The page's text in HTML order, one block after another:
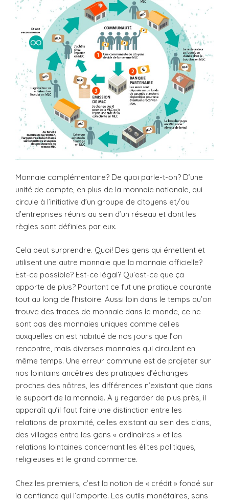
Monnaie complémentaire? De quoi parle-t-on? D’une
unité de compte, en plus de la monnaie nationale, qui
circule à l’initiative d’un groupe de citoyens et/ou
d’entreprises réunis au sein d’un réseau et dont les
règles sont définies par eux.
Cela peut surprendre. Quoi! Des gens qui émettent et
utilisent une autre monnaie que la monnaie officielle?
Est-ce possible? Est-ce légal? Qu’est-ce que ça
apporte de plus? Pourtant ce fut une pratique courante
tout au long de l’histoire. Aussi loin dans le temps qu’on
trouve des traces de monnaie dans le monde, ce ne
sont pas des monnaies uniques comme celles
auxquelles on est habitué de nos jours que l’on
rencontre, mais diverses monnaies qui circulent en
même temps. Une erreur commune est de projeter sur
nos lointains ancêtres des pratiques d’échanges
proches des nôtres, les différences n’existant que dans
le support de la monnaie. À y regarder de plus près, il
apparaît qu’il faut faire une distinction entre les
relations de proximité, celles existant au sein des clans,
des villages entre les gens « ordinaires » et les
relations lointaines concernant les élites politiques,
religieuses et le grand commerce.
Chez les premiers, c’est la notion de « crédit » fondé sur
la confiance qui l’emporte. Les outils monétaires, sans